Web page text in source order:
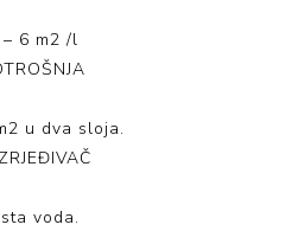
– 6 m2 /l
u dva sloja.
voda.